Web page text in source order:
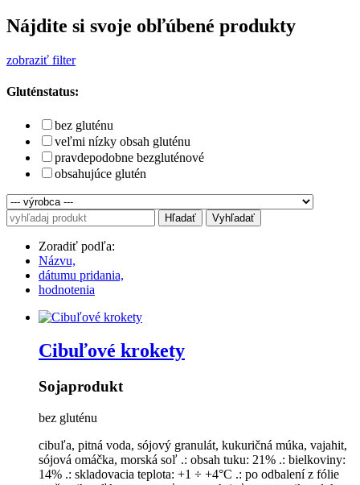
Nájdite si svoje obľúbené produkty
zobraziť filter
Gluténstatus:
bez gluténu
veľmi nízky obsah gluténu
pravdepodobne bezgluténové
obsahujúce glutén
Hľadať Vyhľadať
Zoradiť podľa:
Názvu,
dátumu pridania,
hodnotenia
Cibuľové krokety
Sojaprodukt
bez gluténu
cibuľa, pitná voda, sójový granulát, kukuričná múka, vajahit,
sójová omáčka, morská soľ .: obsah tuku: 21% .: bielkoviny:
14% .: skladovacia teplota: +1 ÷ +4°C .: po odbalení z fólie